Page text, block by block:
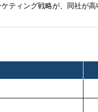
ティング戦略が、同社が高